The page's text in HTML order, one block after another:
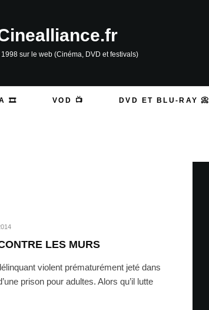
1998 sur le web (Cinéma, DVD et festivals)
🎞️ VOD 📺 DVD ET BLU-RAY 📀
LES MURS
violent prématurément jeté dans
prison pour adultes. Alors qu’il lutte